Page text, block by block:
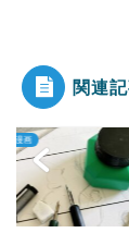
Powered by
関連
・漫画